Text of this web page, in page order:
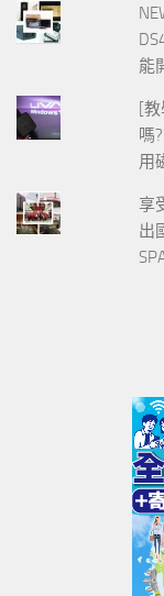
能
[
嗎
用
享
出